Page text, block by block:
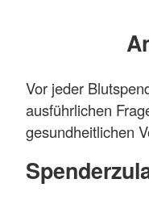
Vor jeder
ausführlichen
gesundheitlichen